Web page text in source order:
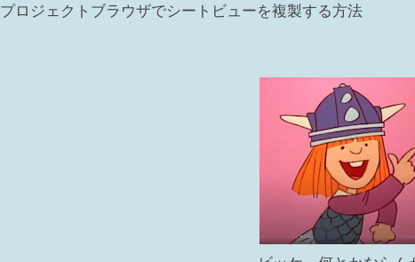
示にする要素を選択して右クリック⇒ビューで非表示⇒要素（カテゴ
プロジェクトブラウザでシートビューを複製する方法